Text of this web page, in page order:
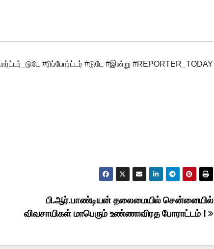
#ரிப்போர்ட்டர் #டுடே #இன்று #REPORTER_TODAY
பி.ஆர்.பாண்டியன் தலைமையில் சென்னையில்
விவசாயிகள் மாபெரும் உண்ணாவிரத போராட்டம் !